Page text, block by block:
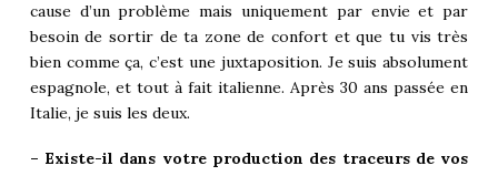
cause d’un problème mais uniquement par envie et par
besoin de sortir de ta zone de confort et que tu vis très
bien comme ça, c’est une juxtaposition. Je suis absolument
espagnole, et tout à fait italienne. Après 30 ans passée en
Italie, je suis les deux.
– Existe-il dans votre production des traceurs de vos